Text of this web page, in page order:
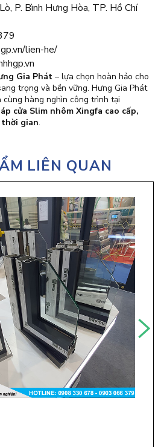
P. Bình Hưng Hòa, TP. Hồ Chí
lien-he/
Gia Phát – lựa chọn hoàn hảo cho
trọng và bền vững. Hưng Gia Phát
hàng nghìn công trình tại
cửa Slim nhôm Xingfa cao cấp,
gian.
LIÊN QUAN